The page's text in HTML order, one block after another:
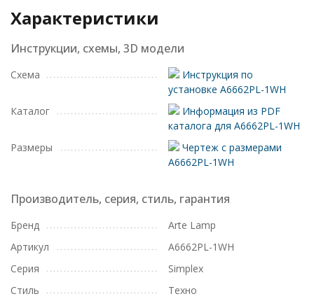
Характеристики
Инструкции, схемы, 3D модели
Схема
Инструкция по
установке A6662PL-1WH
Каталог
Информация из PDF
каталога для A6662PL-1WH
Размеры
Чертеж с размерами
A6662PL-1WH
Производитель, серия, стиль, гарантия
Бренд
Arte Lamp
Артикул
A6662PL-1WH
Серия
Simplex
Стиль
Техно